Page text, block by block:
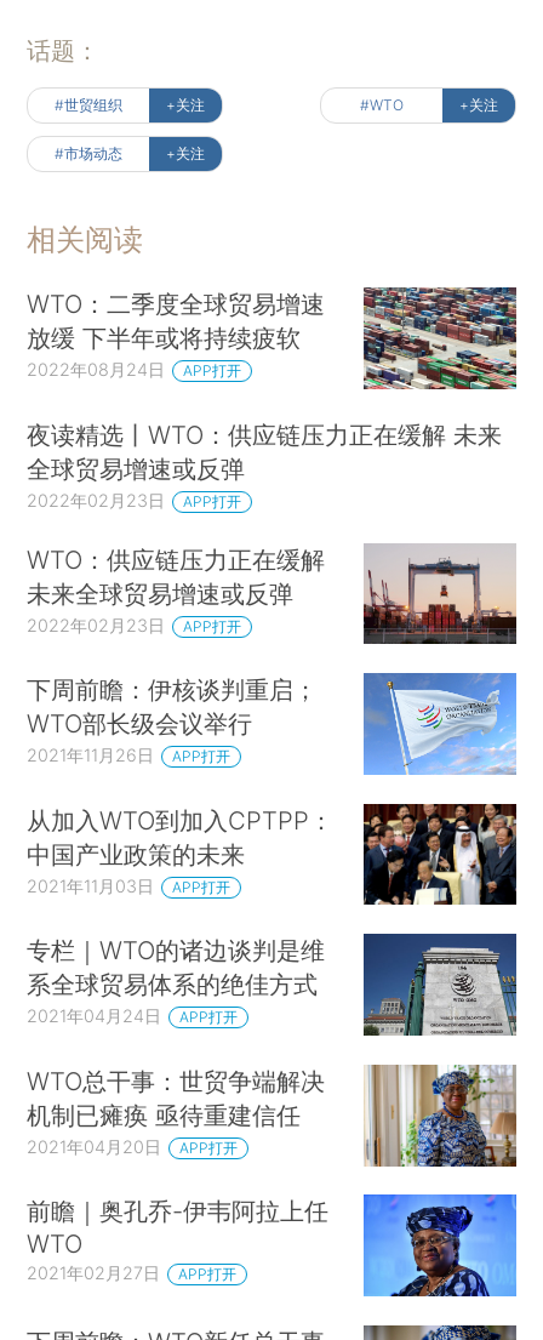
话题：
#世贸组织 +关注 #WTO +关注
#市场动态 +关注
相关阅读
WTO：二季度全球贸易增速
放缓 下半年或将持续疲软
2022年08月24日 APP打开
夜读精选丨WTO：供应链压力正在缓解 未来
全球贸易增速或反弹
2022年02月23日 APP打开
WTO：供应链压力正在缓解
未来全球贸易增速或反弹
2022年02月23日 APP打开
下周前瞻：伊核谈判重启；
WTO部长级会议举行
2021年11月26日 APP打开
从加入WTO到加入CPTPP：
中国产业政策的未来
2021年11月03日 APP打开
专栏｜WTO的诸边谈判是维
系全球贸易体系的绝佳方式
2021年04月24日 APP打开
WTO总干事：世贸争端解决
机制已瘫痪 亟待重建信任
2021年04月20日 APP打开
前瞻｜奥孔乔-伊韦阿拉上任
WTO
2021年02月27日 APP打开